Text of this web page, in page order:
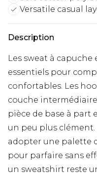
Versatile casual
Description
Les sweat à
essentiels pour
confortables. Les
couche
pièce de base à part
un peu plus
adopter une palette
pour parfaire sans
un sweatshirt reste